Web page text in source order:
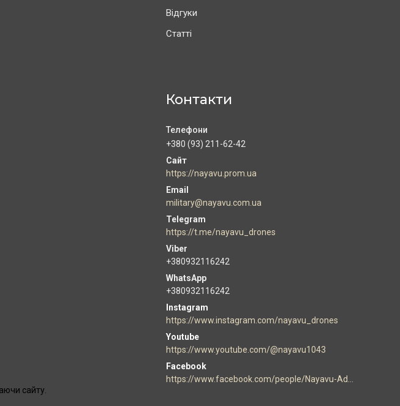
Відгуки
Статті
Контакти
+380 (93) 211-62-42
https://nayavu.prom.ua
military@nayavu.com.ua
https://t.me/nayavu_drones
+380932116242
+380932116242
Instagram
https://www.instagram.com/nayavu_drones
Youtube
https://www.youtube.com/@nayavu1043
Facebook
сайту.